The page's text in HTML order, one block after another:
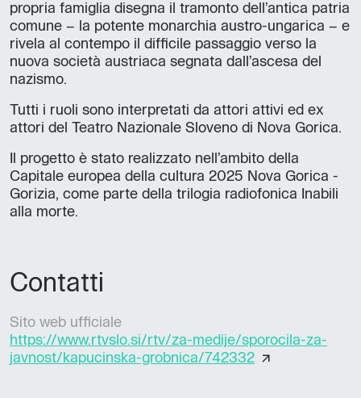
propria famiglia disegna il tramonto dell’antica patria
comune – la potente monarchia austro-ungarica – e
rivela al contempo il difficile passaggio verso la
nuova società austriaca segnata dall’ascesa del
nazismo.
Tutti i ruoli sono interpretati da attori attivi ed ex
attori del Teatro Nazionale Sloveno di Nova Gorica.
Il progetto è stato realizzato nell’ambito della
Capitale europea della cultura 2025 Nova Gorica -
Gorizia, come parte della trilogia radiofonica Inabili
alla morte.
Contatti
Sito web ufficiale
https://www.rtvslo.si/rtv/za-medije/sporocila-za-
javnost/kapucinska-grobnica/742332